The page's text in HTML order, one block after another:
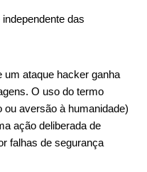
das
um ataque hacker ganha
O uso do termo
ou aversão à humanidade)
ação deliberada de
falhas de segurança